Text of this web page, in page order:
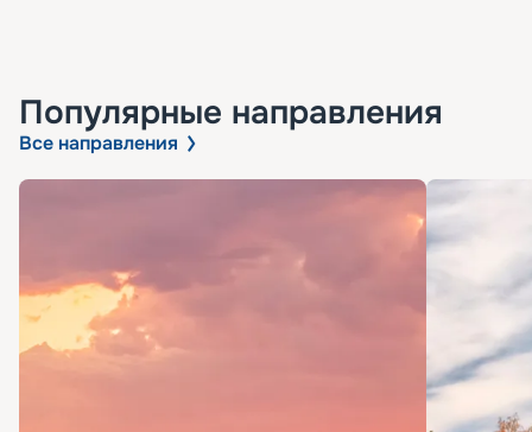
Популярные направления
Все направления